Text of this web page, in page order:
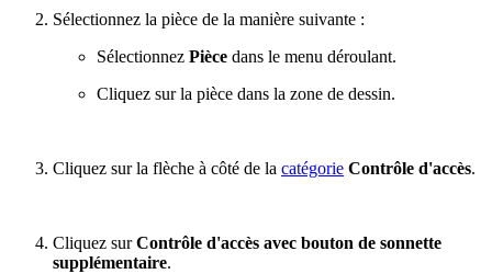
Sélectionnez la pièce de la manière suivante :
Sélectionnez Pièce dans le menu déroulant.
Cliquez sur la pièce dans la zone de dessin.
Cliquez sur la flèche à côté de la catégorie Contrôle d'accès.
Cliquez surContrôle d'accès avec bouton de sonnette
supplémentaire.